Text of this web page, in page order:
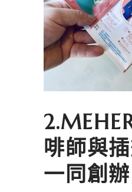
啡師與
一同創辦